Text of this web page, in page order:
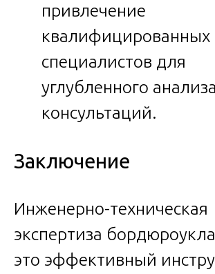
привлечение
квалифицированных
специалистов для
углубленного
консультаций.
Заключение
Инженерно-техническая
экспертиза
это эффективный